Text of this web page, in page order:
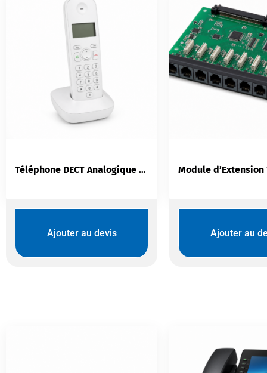
Téléphone DECT Analogique Logicom Vega150 Solo Blanc
Ajouter au devis Ajouter au